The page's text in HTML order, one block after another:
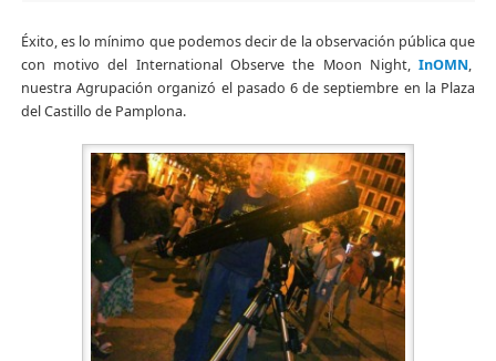
Éxito, es lo mínimo que podemos decir de la observación pública que
con motivo del International Observe the Moon Night,InOMN,
nuestra Agrupación organizó el pasado 6 de septiembre en la Plaza
del Castillo de Pamplona.